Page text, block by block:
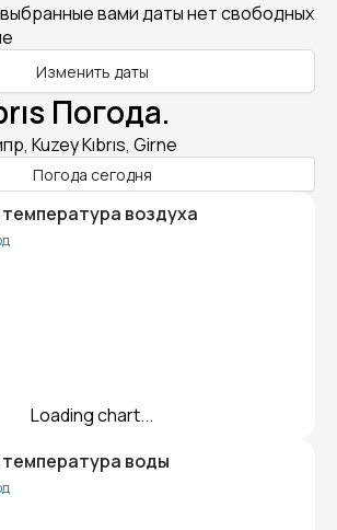
вами даты нет свободных
Изменить даты
Погода.
Kuzey Kıbrıs, Girne
Погода сегодня
воздуха
Loading chart...
воды